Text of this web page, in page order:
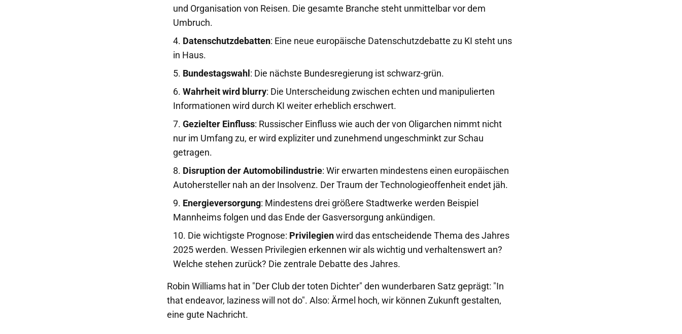
und Organisation von Reisen. Die gesamte Branche steht unmittelbar vor dem
Umbruch.
Datenschutzdebatten: Eine neue europäische Datenschutzdebatte zu KI steht uns
in Haus.
Bundestagswahl : Die nächste Bundesregierung ist schwarz-grün.
Wahrheit wird blurry: Die Unterscheidung zwischen echten und manipulierten
Informationen wird durch KI weiter erheblich erschwert.
Gezielter Einfluss: Russischer Einfluss wie auch der von Oligarchen nimmt nicht
nur im Umfang zu, er wird expliziter und zunehmend ungeschminkt zur Schau
getragen.
Disruption der Automobilindustrie: Wir erwarten mindestens einen europäischen
Autohersteller nah an der Insolvenz. Der Traum der Technologieoffenheit endet jäh.
Energieversorgung: Mindestens drei größere Stadtwerke werden Beispiel
Mannheims folgen und das Ende der Gasversorgung ankündigen.
Die wichtigste Prognose: Privilegienwird das entscheidende Thema des Jahres
2025 werden. Wessen Privilegien erkennen wir als wichtig und verhaltenswert an?
Welche stehen zurück? Die zentrale Debatte des Jahres.
Robin Williams hat in "Der Club der toten Dichter" den wunderbaren Satz geprägt: "In
that endeavor, laziness will not do". Also: Ärmel hoch, wir können Zukunft gestalten,
eine gute Nachricht.